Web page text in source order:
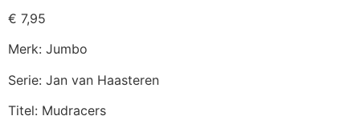
€ 7,95
Merk: Jumbo
Serie: Jan van Haasteren
Titel: Mudracers